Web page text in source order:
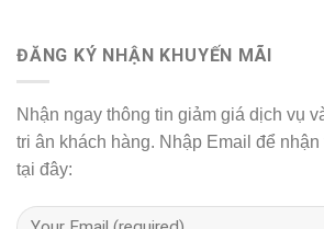
ĐĂNG KÝ NHẬN KHUYẾN MÃI
Nhận ngay thông tin giảm giá dịch vụ
tri ân khách hàng. Nhập Email để
tại đây: